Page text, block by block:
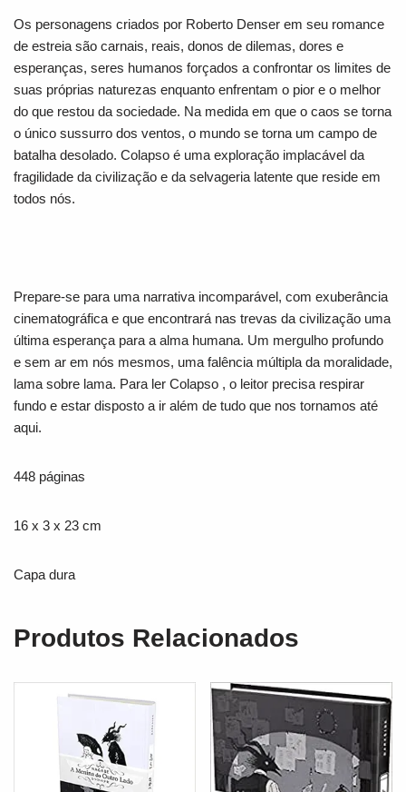
Os personagens criados por Roberto Denser em seu romance
de estreia são carnais, reais, donos de dilemas, dores e
esperanças, seres humanos forçados a confrontar os limites de
suas próprias naturezas enquanto enfrentam o pior e o melhor
do que restou da sociedade. Na medida em que o caos se torna
o único sussurro dos ventos, o mundo se torna um campo de
batalha desolado. Colapso é uma exploração implacável da
fragilidade da civilização e da selvageria latente que reside em
todos nós.
Prepare-se para uma narrativa incomparável, com exuberância
cinematográfica e que encontrará nas trevas da civilização uma
última esperança para a alma humana. Um mergulho profundo
e sem ar em nós mesmos, uma falência múltipla da moralidade,
lama sobre lama. Para ler Colapso , o leitor precisa respirar
fundo e estar disposto a ir além de tudo que nos tornamos até
aqui.
448 páginas
16 x 3 x 23 cm
Capa dura
Produtos Relacionados